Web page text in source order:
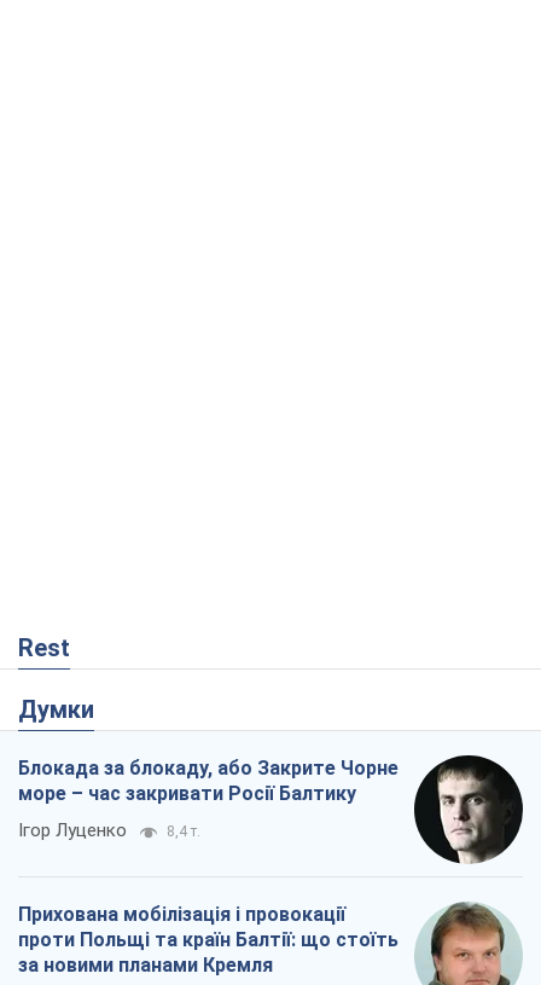
Rest
Думки
Блокада за блокаду, або Закрите Чорне
море – час закривати Росії Балтику
Ігор Луценко 8,4 т.
Прихована мобілізація і провокації
проти Польщі та країн Балтії: що стоїть
за новими планами Кремля